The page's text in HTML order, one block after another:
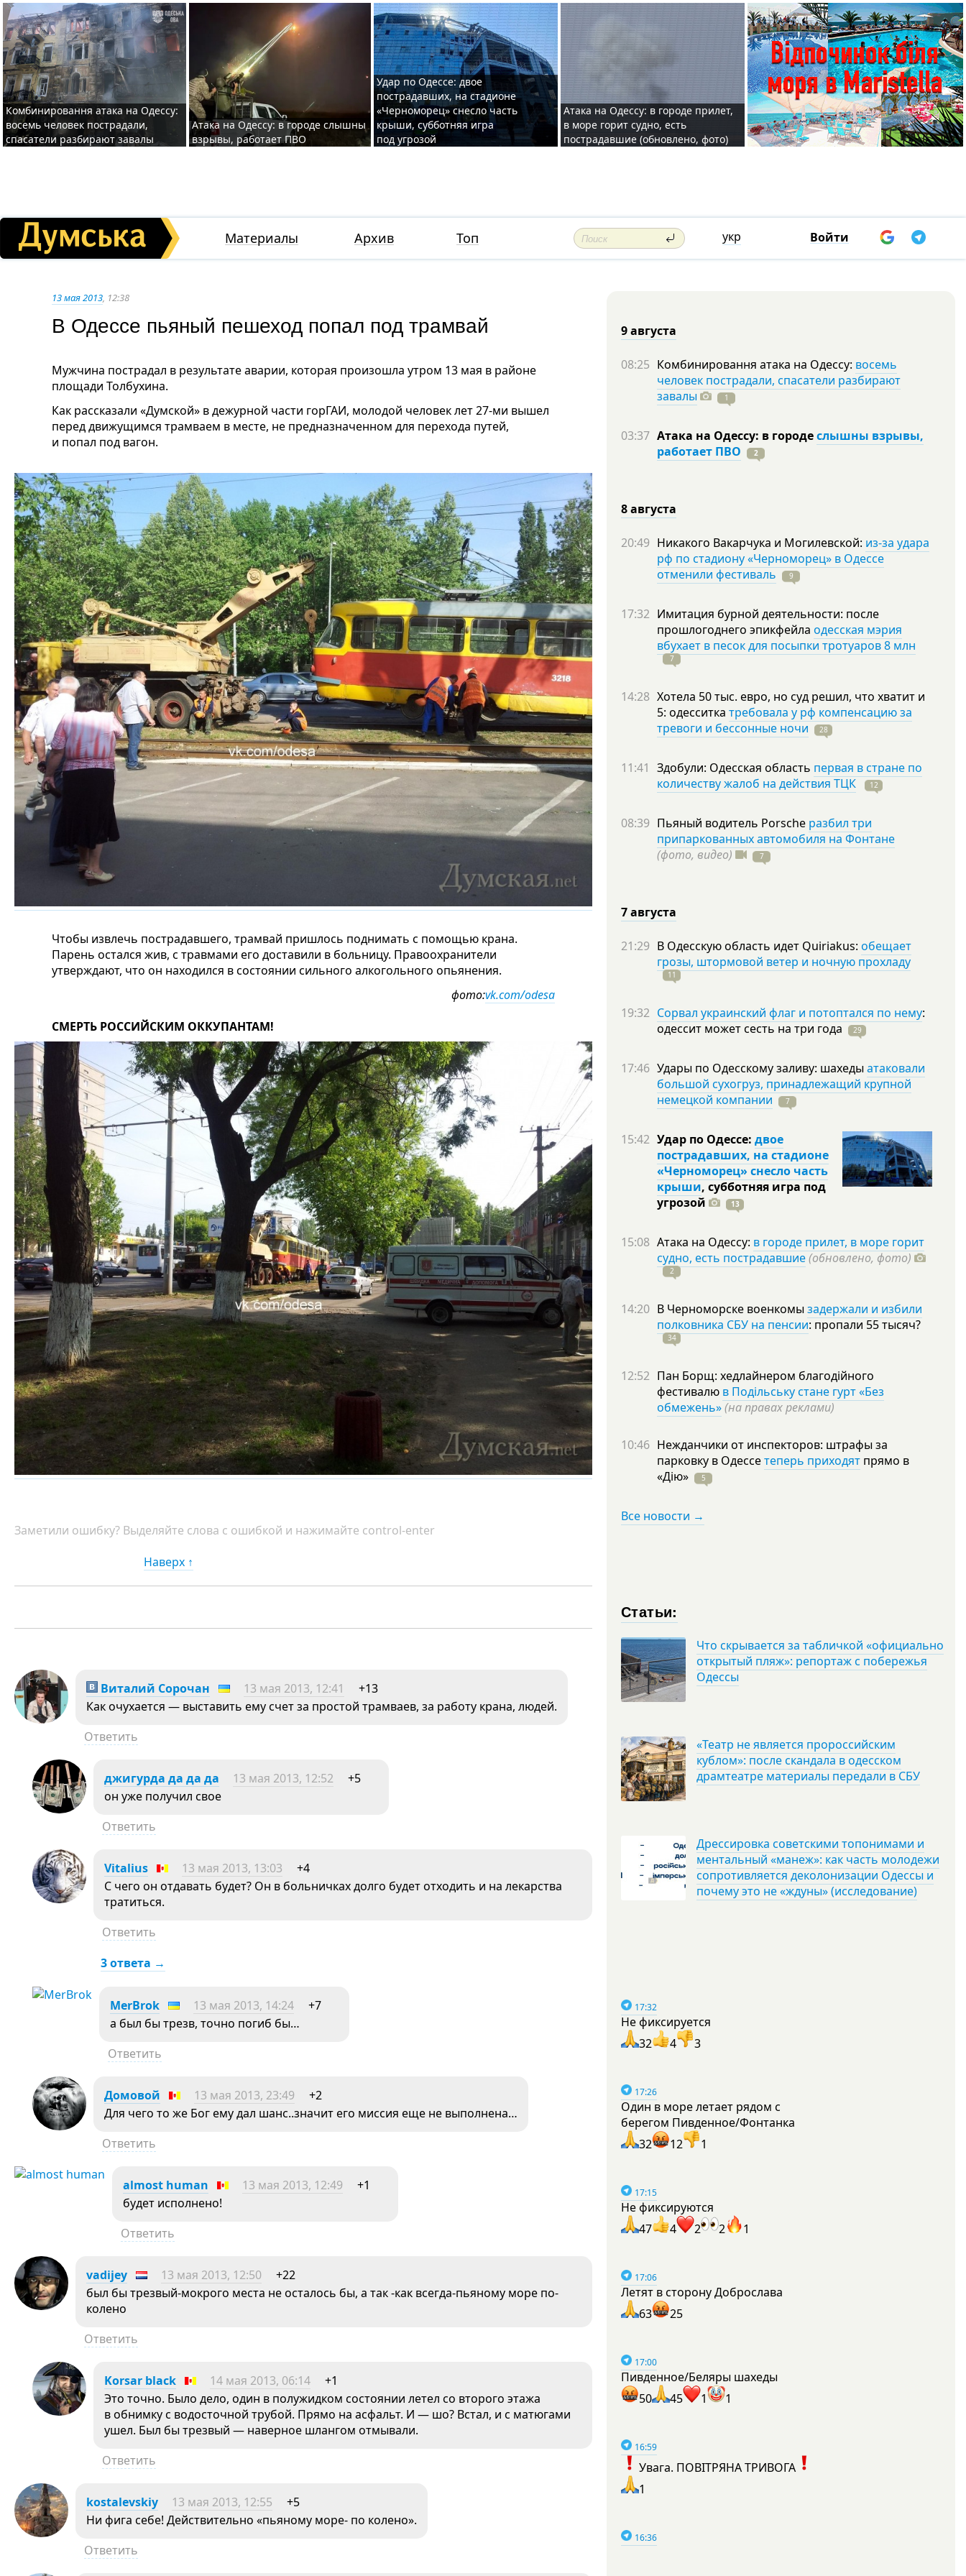
Комбинировання атака на Одессу:
восемь человек пострадали,
спасатели разбирают завалы
Атака на Одессу: в городе слышны
взрывы, работает ПВО
Удар по Одессе: двое
пострадавших, на стадионе
«Черноморец» снесло часть
крыши, субботняя игра
под угрозой
Атака на Одессу: в городе прилет,
в море горит судно, есть
пострадавшие (обновлено, фото)
Материалы Архив Топ укр Войти
13 мая 2013, 12:38
В Одессе пьяный пешеход попал под трамвай
Мужчина пострадал в результате аварии, которая произошла утром 13 мая в районе
площади Толбухина.
Как рассказали «Думской» в дежурной части горГАИ, молодой человек лет 27-ми вышел
перед движущимся трамваем в месте, не предназначенном для перехода путей,
и попал под вагон.
Чтобы извлечь пострадавшего, трамвай пришлось поднимать с помощью крана.
Парень остался жив, с травмами его доставили в больницу. Правоохранители
утверждают, что он находился в состоянии сильного алкогольного опьянения.
фото:vk.com/odesa
СМЕРТЬ РОССИЙСКИМ ОККУПАНТАМ!
Заметили ошибку? Выделяйте слова с ошибкой и нажимайте control-enter
Наверх ↑
Виталий Сорочан 13 мая 2013, 12:41
+13
Как очухается — выставить ему счет за простой трамваев, за работу крана, людей.
Ответить
джигурда да да да 13 мая 2013, 12:52
+5
он уже получил свое
Ответить
Vitalius 13 мая 2013, 13:03
+4
С чего он отдавать будет? Он в больничках долго будет отходить и на лекарства
тратиться.
Ответить
3 ответа →
MerBrok 13 мая 2013, 14:24
+7
а был бы трезв, точно погиб бы…
Ответить
Домовой 13 мая 2013, 23:49
+2
Для чего то же Бог ему дал шанс..значит его миссия еще не выполнена…
Ответить
almost human 13 мая 2013, 12:49
+1
будет исполнено!
Ответить
vadijey 13 мая 2013, 12:50
+22
был бы трезвый-мокрого места не осталось бы, а так -как всегда-пьяному море по-
колено
Ответить
Korsar black 14 мая 2013, 06:14
+1
Это точно. Было дело, один в полужидком состоянии летел со второго этажа
в обнимку с водосточной трубой. Прямо на асфальт. И — шо? Встал, и с матюгами
ушел. Был бы трезвый — наверное шлангом отмывали.
Ответить
kostalevskiy 13 мая 2013, 12:55
+5
Ни фига себе! Действительно «пьяному море- по колено».
Ответить
9 августа
08:25 Комбинировання атака на Одессу: восемь
человек пострадали, спасатели разбирают
завалы
1
03:37 Атака на Одессу: в городеслышны взрывы,
работает ПВО
2
8 августа
20:49 Никакого Вакарчука и Могилевской: из-за удара
рф по стадиону «Черноморец» в Одессе
отменили фестиваль
9
17:32 Имитация бурной деятельности: после
прошлогоднего эпикфейла одесская мэрия
вбухает в песок для посыпки тротуаров 8 млн
7
14:28 Хотела 50 тыс. евро, но суд решил, что хватит и
5: одесситка требовала у рф компенсацию за
тревоги и бессонные ночи
28
11:41 Здобули: Одесская область первая в стране по
количеству жалоб на действия ТЦК
12
08:39 Пьяный водитель Porsche разбил три
припаркованных автомобиля на Фонтане
(фото, видео)
7
7 августа
21:29 В Одесскую область идет Quiriakus: обещает
грозы, штормовой ветер и ночную прохладу
11
19:32 Сорвал украинский флаг и потоптался по нему:
одессит может сесть на три года 29
17:46 Удары по Одесскому заливу: шахеды атаковали
большой сухогруз, принадлежащий крупной
немецкой компании
7
15:42 Удар по Одессе: двое
пострадавших, на стадионе
«Черноморец» снесло часть
крыши, субботняя игра под
угрозой
13
15:08 Атака на Одессу: в городе прилет, в море горит
судно, есть пострадавшие(обновлено, фото)
2
14:20 В Черноморске военкомы задержали и избили
полковника СБУ на пенсии: пропали 55тысяч?
34
12:52 Пан Борщ: хедлайнером благодійного
фестивалю в Подільську стане гурт «Без
обмежень»(на правах реклами)
10:46 Нежданчики от инспекторов: штрафы за
парковку в Одессетеперь приходят прямо в
«Дію»
5
Все новости →
Статьи:
Что скрывается за табличкой «официально
открытый пляж»: репортаж с побережья
Одессы
«Театр не является пророссийским
кублом»: после скандала в одесском
драмтеатре материалы передали в СБУ
Дрессировка советскими топонимами и
ментальный «манеж»: как часть молодежи
сопротивляется деколонизации Одессы и
почему это не «ждуны» (исследование)
17:32
Не фиксируется
32
4 3
17:26
Один в море летает рядом с
берегом Пивденное/Фонтанка
32
12 1
17:15
Не фиксируются
47
4 2 2 1
17:06
Летят в сторону Доброслава
63
25
17:00
Пивденное/Беляры шахеды
50
45 1 1
16:59
Увага. ПОВІТРЯНА ТРИВОГА
1
16:36